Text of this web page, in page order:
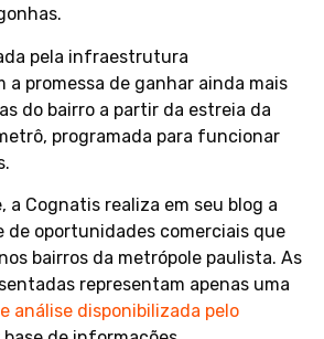
pela infraestrutura
a promessa de ganhar ainda mais
do bairro a partir da estreia da
programada para funcionar
a Cognatis realiza em seu blog a
de oportunidades comerciais que
bairros da metrópole paulista. As
representam apenas uma
análise disponibilizada pelo